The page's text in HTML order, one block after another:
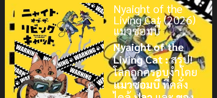
Nyaight of the
Living Cat (2026)
แมวซอมบี้
Nyaight of the
Living Cat :สรุป!
โลกถูกครอบงำโดย
แมวซอมบี้ที่คลั่ง